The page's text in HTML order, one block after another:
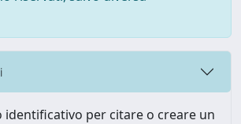
identificativo per citare o creare un